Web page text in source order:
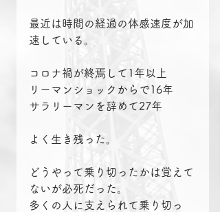
最近は時間の経過の体感速度が加
速している。
コロナ禍が終焉して1年以上
リーマンショックからで16年
サラリーマンを辞めて27年
よく生き残った。
どうやって乗り切ったかは覚えて
ないが必死だった。
多くの人に支えられて乗り切っ